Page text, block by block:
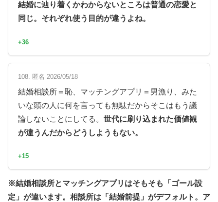
結婚に辿り着くかわからないところは普通の恋愛と
同じ。それぞれ使う目的が違うよね。
+36
108. 匿名 2026/05/18
結婚相談所＝恥、マッチングアプリ＝男漁り、みた
いな頭の人に何を言っても無駄だからそこはもう議
論しないことにしてる。 世代に刷り込まれた価値観
が違うんだからどうしようもない。
+15
※結婚相談所とマッチングアプリはそもそも「ゴール設
定」が違います。相談所は「結婚前提」がデフォルト。ア